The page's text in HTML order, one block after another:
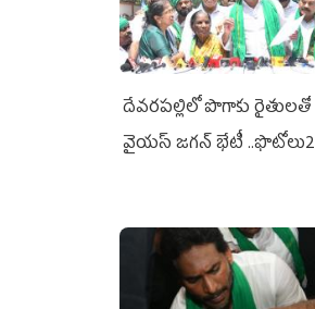
దేవరపల్లిలో పొగాకు రైతులతో
వైయస్ జగన్ భేటీ ..ఫొటోలు2